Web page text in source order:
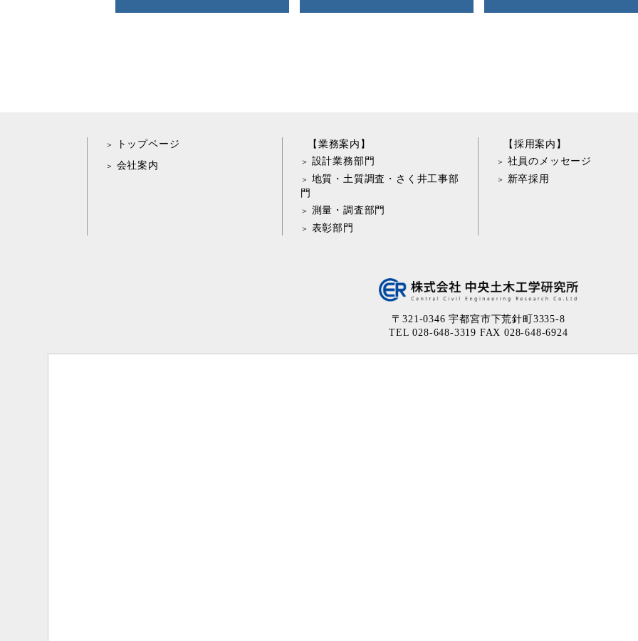
トップページ
会社案内
【業務案内】
設計業務部門
地質・土質調査・さく井工事部
門
測量・調査部門
表彰部門
【採用案内】
社員のメッセージ
新卒採用
〒321-0346 宇都宮市下荒針町3335-8
TEL 028-648-3319 FAX 028-648-6924